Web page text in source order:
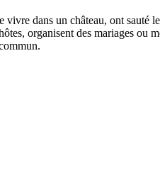
dans un château, ont
organisent des mariages ou